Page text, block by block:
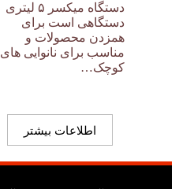
دستگاه میکسر ۵ لیتری
دستگاهی است برای
همزدن محصولات و
مناسب برای نانوایی های
کوچک…
اطلاعات بیشتر